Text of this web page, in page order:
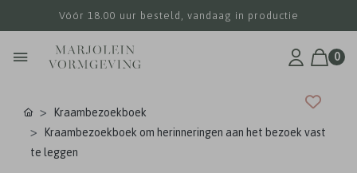
Vóór 18.00 uur besteld, vandaag in productie
0
Kraambezoekboek
Kraambezoekboek om herinneringen aan het bezoek vast
te leggen